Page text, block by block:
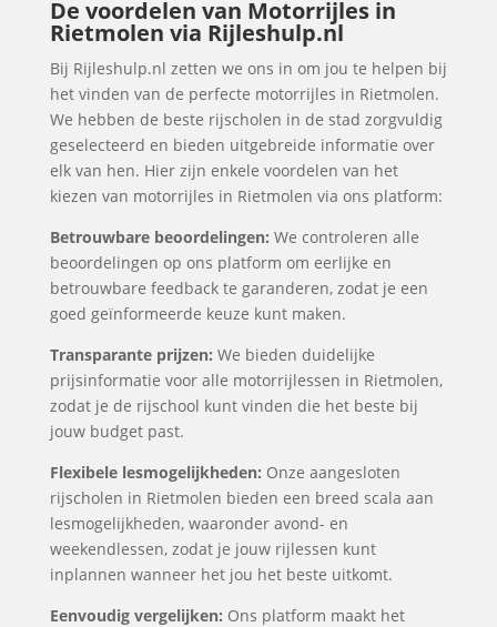
De voordelen van Motorrijles in
Rietmolen via Rijleshulp.nl
Bij Rijleshulp.nl zetten we ons in om jou te helpen bij
het vinden van de perfecte motorrijles in Rietmolen.
We hebben de beste rijscholen in de stad zorgvuldig
geselecteerd en bieden uitgebreide informatie over
elk van hen. Hier zijn enkele voordelen van het
kiezen van motorrijles in Rietmolen via ons platform:
Betrouwbare beoordelingen: We controleren alle
beoordelingen op ons platform om eerlijke en
betrouwbare feedback te garanderen, zodat je een
goed geïnformeerde keuze kunt maken.
Transparante prijzen: We bieden duidelijke
prijsinformatie voor alle motorrijlessen in Rietmolen,
zodat je de rijschool kunt vinden die het beste bij
jouw budget past.
Flexibele lesmogelijkheden: Onze aangesloten
rijscholen in Rietmolen bieden een breed scala aan
lesmogelijkheden, waaronder avond- en
weekendlessen, zodat je jouw rijlessen kunt
inplannen wanneer het jou het beste uitkomt.
Eenvoudig vergelijken: Ons platform maakt het